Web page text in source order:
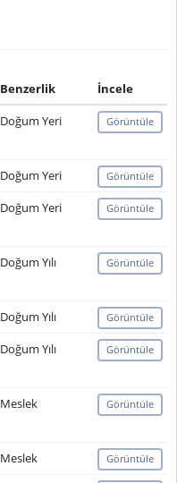
Benzerlik
İncele
Doğum Yeri Görüntüle
Doğum Yeri Görüntüle
Doğum Yeri Görüntüle
Doğum Yılı Görüntüle
Doğum Yılı Görüntüle
Doğum Yılı Görüntüle
Meslek Görüntüle
Meslek Görüntüle